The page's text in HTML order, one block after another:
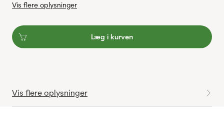
Vis flere oplysninger
Læg i kurven
Vis flere oplysninger